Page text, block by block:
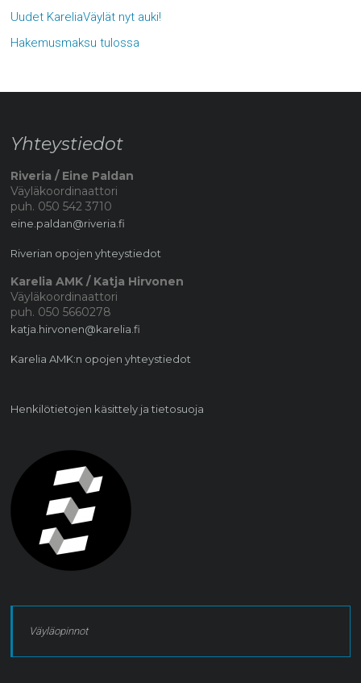
Uudet KareliaVäylät nyt auki!
Hakemusmaksu tulossa
Yhteystiedot
Riveria / Eine Paldan
Väyläkoordinaattori
puh. 050 542 3710
eine.paldan@riveria.fi
Riverian opojen yhteystiedot
Karelia AMK / Katja Hirvonen
Väyläkoordinaattori
puh. 050 5660278
katja.hirvonen@karelia.fi
Karelia AMK:n opojen yhteystiedot
Henkilötietojen käsittely ja tietosuoja
Väyläopinnot